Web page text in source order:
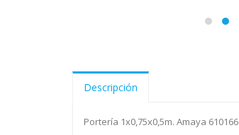
Descripción
Portería 1x0,75x0,5m. Amaya 610166